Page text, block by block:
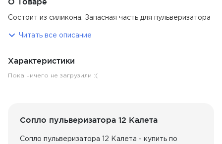
Состоит из силикона. Запасная часть для пульверизатора
Читать все описание
Характеристики
Пока ничего не загрузили :(
Сопло пульверизатора 12 Калета
Сопло пульверизатора 12 Калета - купить по